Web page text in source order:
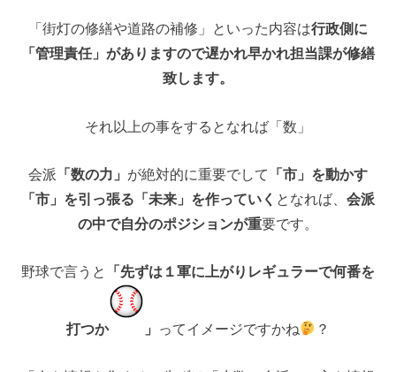
「街灯の修繕や道路の補修」といった内容は行政側に
「管理責任」がありますので遅かれ早かれ担当課が修繕
致します。
それ以上の事をするとなれば「数」
会派 「数の力」 が絶対的に重要でして
「市」を動かす
「市」を引っ張る「未来」を作っていく となれば、 会派
の中で自分のポジションが重要です。
野球で言うと 「先ずは１軍に上がりレギュラーで何番を
打つか 」 ってイメージですかね ？